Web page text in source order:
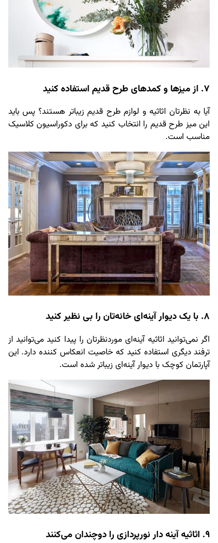
7. از میزها و کمدهای طرح قدیم استفاده کنید
آیا به نظرتان اثاثیه و لوازم طرح قدیم زیباتر هستند؟ پس باید
این میز طرح قدیم را انتخاب کنید که برای دکوراسیون کلاسیک
مناسب است.
8. با یک دیوار آینه‌ای خانه‌تان را بی نظیر کنید
اگر نمی‌توانید اثاثیه آینه‌ای موردنظرتان را پیدا کنید می‌توانید از
ترفند دیگری استفاده کنید که خاصیت انعکاس کننده دارد. این
آپارتمان کوچک با دیوار آینه‌ای زیباتر شده است.
9. اثاثیه آینه دار نورپردازی را دوچندان می‌کنند